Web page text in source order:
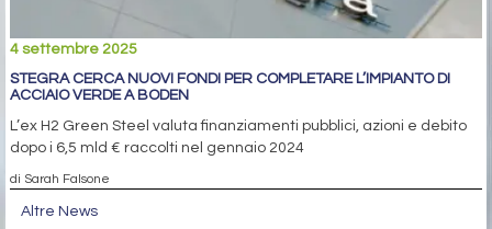
4 settembre 2025
STEGRA CERCA NUOVI FONDI PER COMPLETARE L’IMPIANTO DI
ACCIAIO VERDE A BODEN
L’ex H2 Green Steel valuta finanziamenti pubblici, azioni e debito
dopo i 6,5 mld € raccolti nel gennaio 2024
di Sarah Falsone
Altre News